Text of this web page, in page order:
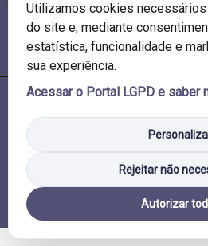
reservados.
Utilizamos cookies
do site e, mediante
estatística, funcionalidade e
sua experiência.
Acessar o Portal LGPD e saber
Rejeitar não
Autorizar